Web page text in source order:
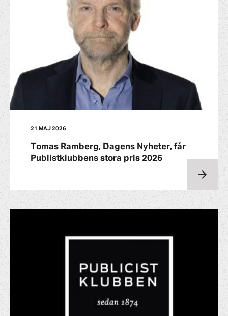
21 MAJ 2026
Tomas Ramberg, Dagens Nyheter, får
Publistklubbens stora pris 2026